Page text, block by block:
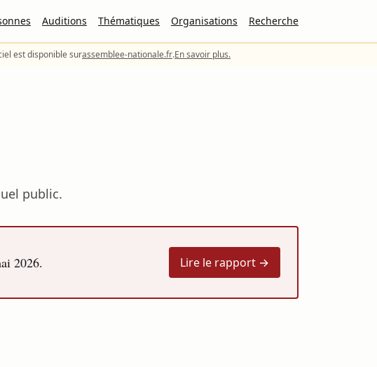
Auditions Thématiques Organisations Recherche
est disponible surassemblee-nationale.fr.En savoir plus.
public.
2026. Lire le rapport →